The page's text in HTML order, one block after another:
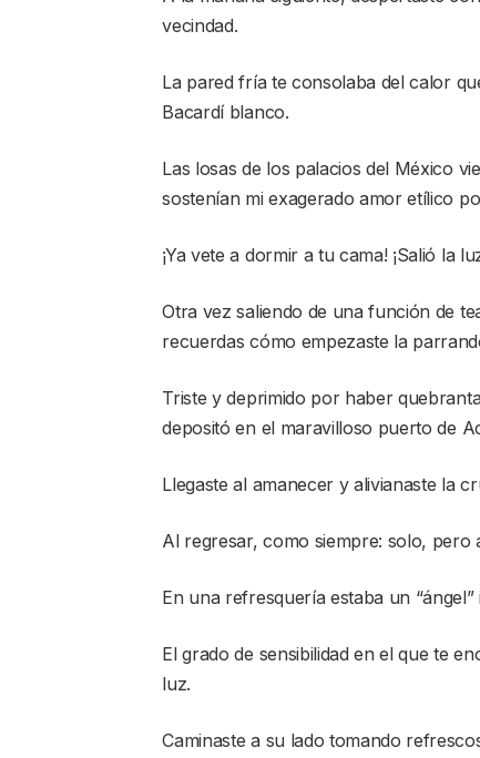
vecindad.
La pared fría te consolaba del calor
Bacardí blanco.
Las losas de los palacios del México
sostenían mi exagerado amor etílico
¡Ya vete a dormir a tu cama! ¡Salió la
Otra vez saliendo de una función de
recuerdas cómo empezaste la
Triste y deprimido por haber
depositó en el maravilloso puerto de
Llegaste al amanecer y alivianaste la
Al regresar, como siempre: solo, pero
En una refresquería estaba un
El grado de sensibilidad en el que te
luz.
Caminaste a su lado tomando